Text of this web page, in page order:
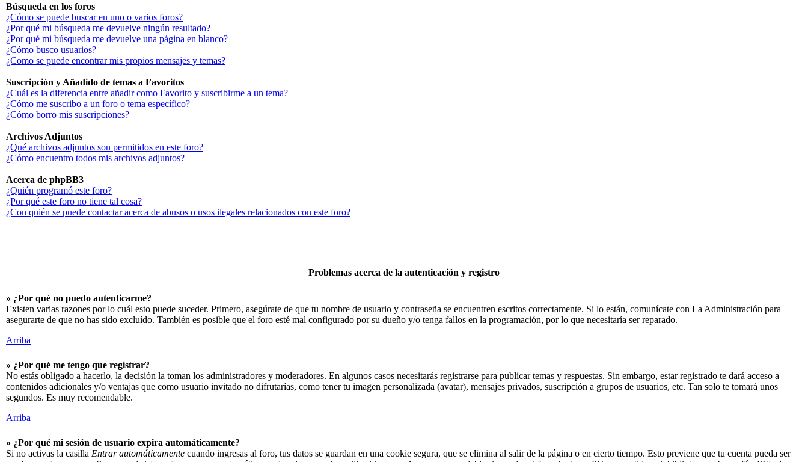
Búsqueda en los foros
¿Cómo se puede buscar en uno o varios foros?
¿Por qué mi búsqueda me devuelve ningún resultado?
¿Por qué mi búsqueda me devuelve una página en blanco?
¿Cómo busco usuarios?
¿Como se puede encontrar mis propios mensajes y temas?
Suscripción y Añadido de temas a Favoritos
¿Cuál es la diferencia entre añadir como Favorito y suscribirme a un tema?
¿Cómo me suscribo a un foro o tema específico?
¿Cómo borro mis suscripciones?
Archivos Adjuntos
¿Qué archivos adjuntos son permitidos en este foro?
¿Cómo encuentro todos mis archivos adjuntos?
Acerca de phpBB3
¿Quién programó este foro?
¿Por qué este foro no tiene tal cosa?
¿Con quién se puede contactar acerca de abusos o usos ilegales relacionados con este foro?
Problemas acerca de la autenticación y registro
» ¿Por qué no puedo autenticarme?
Existen varias razones por lo cuál esto puede suceder. Primero, asegúrate de que tu nombre de usuario y contraseña se encuentren escritos correctamente. Si lo están, comunícate con La Administración para
asegurarte de que no has sido excluído. También es posible que el foro esté mal configurado por su dueño y/o tenga fallos en la programación, por lo que necesitaría ser reparado.
Arriba
» ¿Por qué me tengo que registrar?
No estás obligado a hacerlo, la decisión la toman los administradores y moderadores. En algunos casos necesitarás registrarse para publicar temas y respuestas. Sin embargo, estar registrado te dará acceso a
contenidos adicionales y/o ventajas que como usuario invitado no difrutarías, como tener tu imagen personalizada (avatar), mensajes privados, suscripción a grupos de usuarios, etc. Tan solo te tomará unos
segundos. Es muy recomendable.
Arriba
» ¿Por qué mi sesión de usuario expira automáticamente?
Si no activas la casilla Entrar automáticamente cuando ingresas al foro, tus datos se guardan en una cookie segura, que se elimina al salir de la página o en cierto tiempo. Esto previene que tu cuenta pueda ser